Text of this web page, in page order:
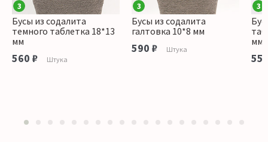
3
Бусы из содалита
темного таблетка 18*13
мм
560 ₽ Штука
3
Бусы из содалита
галтовка 10*8 мм
590 ₽ Штука
3
мм